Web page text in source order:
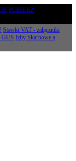
POBIERZ
Stawki VAT - załączniki
GUS Izby Skarbowe a